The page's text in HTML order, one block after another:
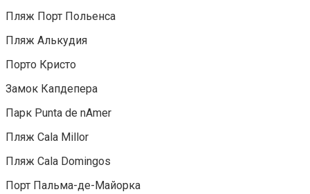
Пляж Порт Польенса
Пляж Алькудия
Порто Кристо
Замок Капдепера
Парк Punta de nAmer
Пляж Cala Millor
Пляж Cala Domingos
Порт Пальма-де-Майорка